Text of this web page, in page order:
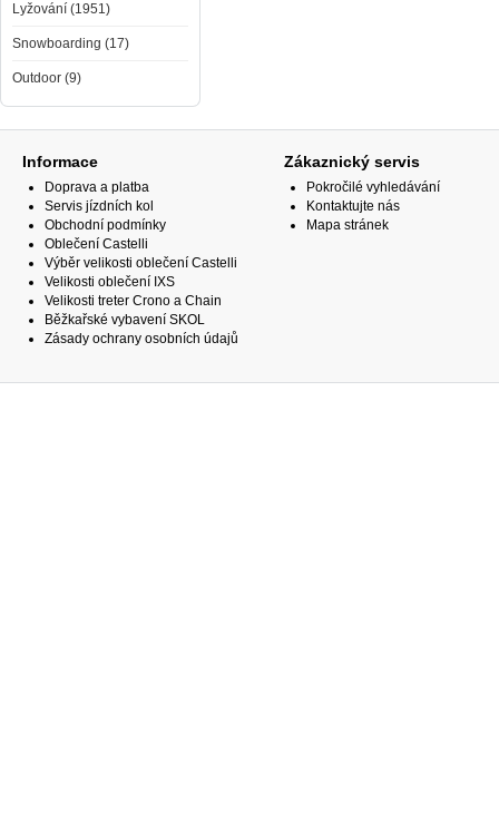
Lyžování (1951)
Snowboarding (17)
Outdoor (9)
Informace
Doprava a platba
Servis jízdních kol
Obchodní podmínky
Oblečení Castelli
Výběr velikosti oblečení Castelli
Velikosti oblečení IXS
Velikosti treter Crono a Chain
Běžkařské vybavení SKOL
Zásady ochrany osobních údajů
Zákaznický servis
Pokročilé vyhledávání
Kontaktujte nás
Mapa stránek